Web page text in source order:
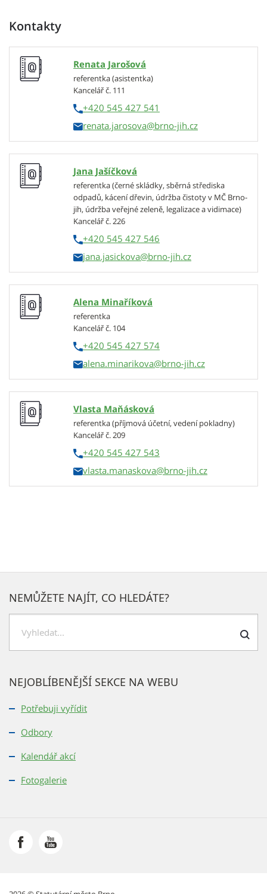
Kontakty
Renata Jarošová
referentka (asistentka)
Kancelář č. 111
+420 545 427 541
renata.jarosova
Jana Jašíčková
referentka (černé skládky, sběrná střediska
odpadů, kácení dřevin, údržba čistoty v MČ Brno-
jih, údržba veřejné zeleně, legalizace a vidimace)
Kancelář č. 226
+420 545 427 546
jana.jasickova
Alena Minaříková
referentka
Kancelář č. 104
+420 545 427 574
alena.minarikova
Vlasta Maňásková
referentka (příjmová účetní, vedení pokladny)
Kancelář č. 209
+420 545 427 543
vlasta.manaskova
NEJOBLÍBENĚJŠÍ SEKCE NA WEBU
Potřebuji vyřídit
Odbory
Kalendář akcí
Fotogalerie
NEMŮŽETE NAJÍT, CO HLEDÁTE?